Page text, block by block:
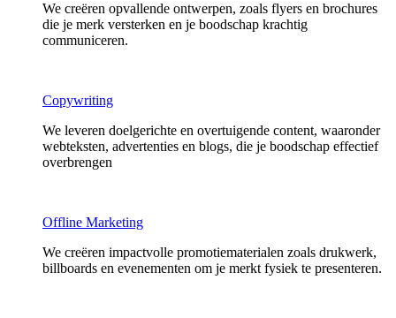
We creëren opvallende ontwerpen, zoals flyers en brochures
die je merk versterken en je boodschap krachtig
communiceren.
Copywriting
We leveren doelgerichte en overtuigende content, waaronder
webteksten, advertenties en blogs, die je boodschap effectief
overbrengen
Offline Marketing
We creëren impactvolle promotiematerialen zoals drukwerk,
billboards en evenementen om je merkt fysiek te presenteren.